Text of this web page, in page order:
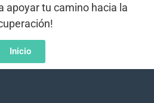
apoyar tu camino hacia la
Inicio